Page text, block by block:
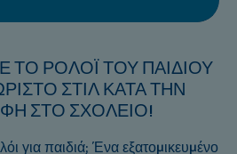
ΤΟ ΡΟΛΟΪ ΤΟΥ ΠΑΙΔΙΟΥ
ΣΤΙΛ ΚΑΤΑ ΤΗΝ
ΣΤΟ ΣΧΟΛΕΙΟ!
για παιδιά; Ένα εξατομικευμένο